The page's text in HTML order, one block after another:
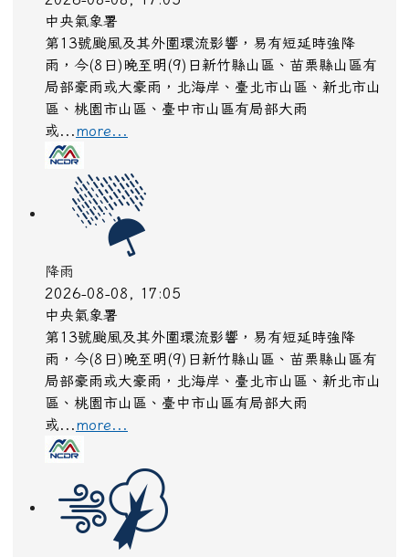
中央氣象署
第13號颱風及其外圍環流影響，易有短延時強降
雨，今(8日)晚至明(9)日新竹縣山區、苗栗縣山區有
局部豪雨或大豪雨，北海岸、臺北市山區、新北市山
區、桃園市山區、臺中市山區有局部大雨
或...more...
降雨
2026-08-08, 17:05
中央氣象署
第13號颱風及其外圍環流影響，易有短延時強降
雨，今(8日)晚至明(9)日新竹縣山區、苗栗縣山區有
局部豪雨或大豪雨，北海岸、臺北市山區、新北市山
區、桃園市山區、臺中市山區有局部大雨
或...more...